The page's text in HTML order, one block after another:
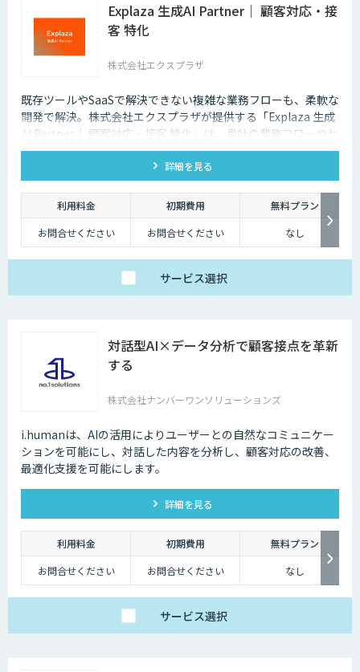
Explaza 生成AI Partner｜ 顧客対応・接
客 特化
株式会社エクスプラザ
既存ツールやSaaSで解決できない複雑な業務フローも、柔軟な
開発で解決。株式会社エクスプラザが提供する「Explaza 生成
AI Partner｜ 顧客対応・接客 特化」は、貴社の業務フローやセ
キュリティ基準に合わせて、最適な顧客対応AIシステムを設
計・構築する「技術パートナー」として、SaaSでは対応できな
い独自データの連携や、既存システムへの組み込みなど、現場
の課題解決にコミットします。
詳細を見る
利用料金 初期費用
無料プラン
お問合せください
お問合せください なし
サービス選択
対話型AI×データ分析で顧客接点を革新
する
株式会社ナンバーワンソリューションズ
i.humanは、AIの活用によりユーザーとの自然なコミュニケー
ションを可能にし、対話した内容を分析し、顧客対応の改善、
最適化支援を可能にします。
詳細を見る
利用料金 初期費用
無料プラン
お問合せください
お問合せください なし
サービス選択